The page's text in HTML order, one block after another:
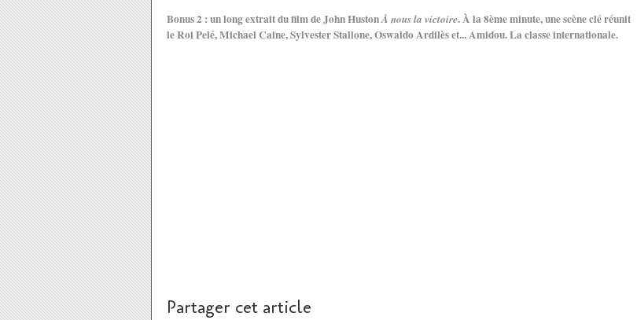
Bonus 2 : un long extrait du film de John HustonÀ nous la victoire. À la 8ème minute, une scène clé réunit
le Roi Pelé, Michael Caine, Sylvester Stallone, Oswaldo Ardilès et... Amidou. La classe internationale.
Partager cet article